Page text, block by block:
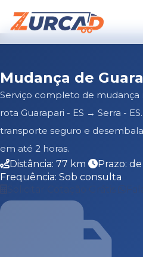
Mudança de
Serviço completo de mudança
rota Guarapari - ES → Serra -
transporte seguro e
em até 2 horas.
Distância: 77 km
Prazo:
Frequência: Sob consulta